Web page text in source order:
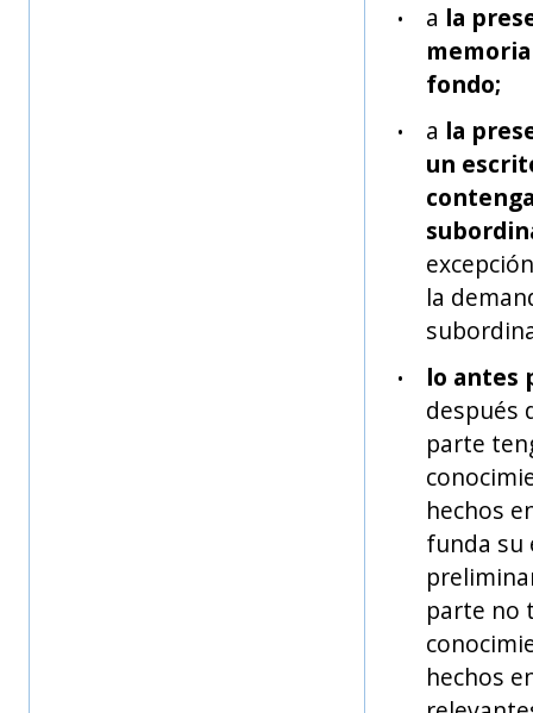
a la
fondo;
a la
un
la
lo antes
después
parte
hechos
funda su
parte no
hechos